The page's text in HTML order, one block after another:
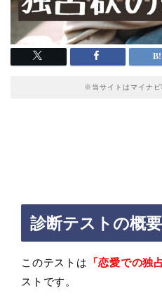
※当サイトはマイナビ
診断テストの概要
このテストは 「恋愛での独
ストです。